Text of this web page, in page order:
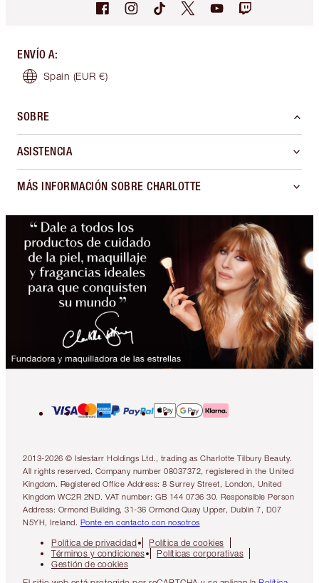
ENVÍO A:
Spain (EUR €)
SOBRE
ASISTENCIA
MÁS INFORMACIÓN SOBRE CHARLOTTE
2013-2026 © Islestarr Holdings Ltd., trading as Charlotte Tilbury Beauty.
All rights reserved. Company number 08037372, registered in the United
Kingdom. Registered Office Address: 8 Surrey Street, London, United
Kingdom WC2R 2ND. VAT number: GB 144 0736 30. Responsible Person
Address: Ormond Building, 31-36 Ormond Quay Upper, Dublin 7, D07
N5YH, Ireland. Ponte en contacto con nosotros
Política de privacidad
Política de cookies
Términos y condiciones
Políticas corporativas
Gestión de cookies